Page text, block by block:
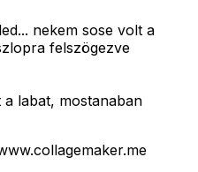
nekem sose volt a
felszögezve
labat, mostanaban